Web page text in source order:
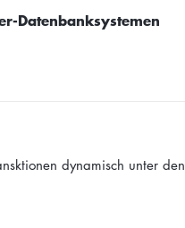
Datenbanksystemen
dynamisch unter